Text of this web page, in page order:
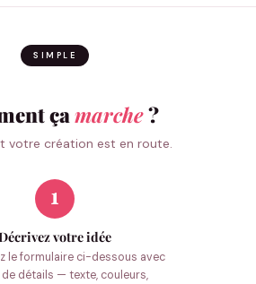
SIMPLE
ça marche?
votre création est en route.
1
Décrivez votre idée
le formulaire ci-dessous avec
de détails — texte, couleurs,